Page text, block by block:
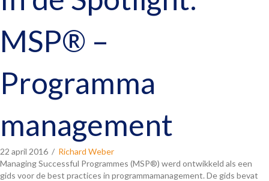
MSP® –
Programma
management
22 april 2016 / Richard Weber
Managing Successful Programmes (MSP®) werd ontwikkeld als een
gids voor de best practices in programmamanagement. De gids bevat